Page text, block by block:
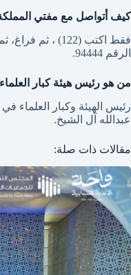
كيف أتواصل مع مفتي
فقط اكتب (122) ،
الرقم 94444.
من هو رئيس هيئة كبار
رئيس الهيئة وكبار العلماء
عبدالله آل الشيخ.
مقالات ذات صلة: